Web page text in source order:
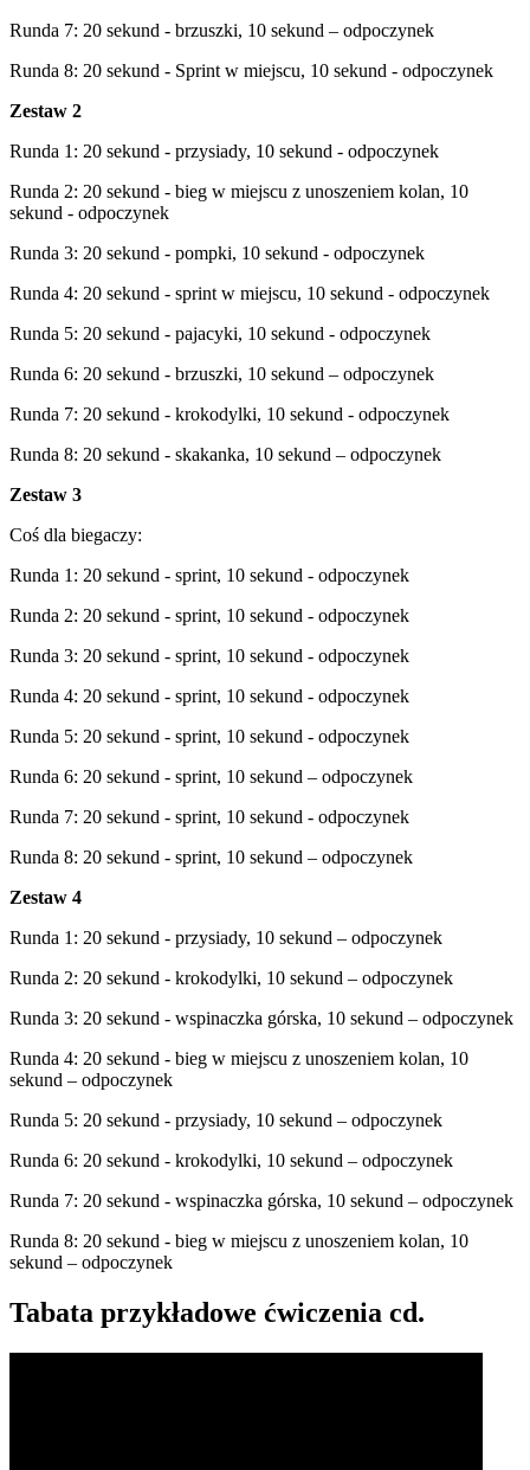
Runda 7: 20 sekund - brzuszki, 10 sekund – odpoczynek
Runda 8: 20 sekund - Sprint w miejscu, 10 sekund - odpoczynek
Zestaw 2
Runda 1: 20 sekund - przysiady, 10 sekund - odpoczynek
Runda 2: 20 sekund - bieg w miejscu z unoszeniem kolan, 10
sekund - odpoczynek
Runda 3: 20 sekund - pompki, 10 sekund - odpoczynek
Runda 4: 20 sekund - sprint w miejscu, 10 sekund - odpoczynek
Runda 5: 20 sekund - pajacyki, 10 sekund - odpoczynek
Runda 6: 20 sekund - brzuszki, 10 sekund – odpoczynek
Runda 7: 20 sekund - krokodylki, 10 sekund - odpoczynek
Runda 8: 20 sekund - skakanka, 10 sekund – odpoczynek
Zestaw 3
Coś dla biegaczy:
Runda 1: 20 sekund - sprint, 10 sekund - odpoczynek
Runda 2: 20 sekund - sprint, 10 sekund - odpoczynek
Runda 3: 20 sekund - sprint, 10 sekund - odpoczynek
Runda 4: 20 sekund - sprint, 10 sekund - odpoczynek
Runda 5: 20 sekund - sprint, 10 sekund - odpoczynek
Runda 6: 20 sekund - sprint, 10 sekund – odpoczynek
Runda 7: 20 sekund - sprint, 10 sekund - odpoczynek
Runda 8: 20 sekund - sprint, 10 sekund – odpoczynek
Zestaw 4
Runda 1: 20 sekund - przysiady, 10 sekund – odpoczynek
Runda 2: 20 sekund - krokodylki, 10 sekund – odpoczynek
Runda 3: 20 sekund - wspinaczka górska, 10 sekund – odpoczynek
Runda 4: 20 sekund - bieg w miejscu z unoszeniem kolan, 10
sekund – odpoczynek
Runda 5: 20 sekund - przysiady, 10 sekund – odpoczynek
Runda 6: 20 sekund - krokodylki, 10 sekund – odpoczynek
Runda 7: 20 sekund - wspinaczka górska, 10 sekund – odpoczynek
Runda 8: 20 sekund - bieg w miejscu z unoszeniem kolan, 10
sekund – odpoczynek
Tabata przykładowe ćwiczenia cd.